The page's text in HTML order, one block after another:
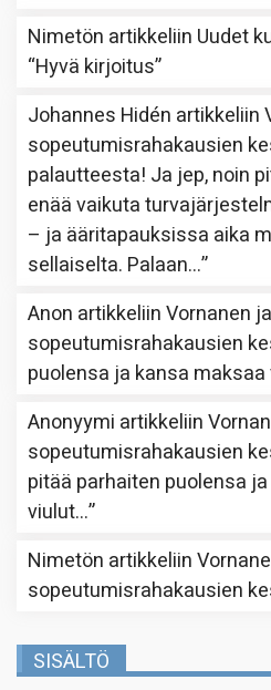
Nimetön artikkeliin Uudet
“Hyvä kirjoitus”
Johannes Hidén artikkeliin
sopeutumisrahakausien
palautteesta! Ja jep, noin
enää vaikuta
– ja ääritapauksissa aika
sellaiselta. Palaan…”
Anon artikkeliinVornanen ja
sopeutumisrahakausien
puolensa ja kansa
Anonyymi artikkeliin
sopeutumisrahakausien
pitää parhaiten puolensa
viulut…”
Nimetön artikkeliin
sopeutumisrahakausien
SISÄLTÖ